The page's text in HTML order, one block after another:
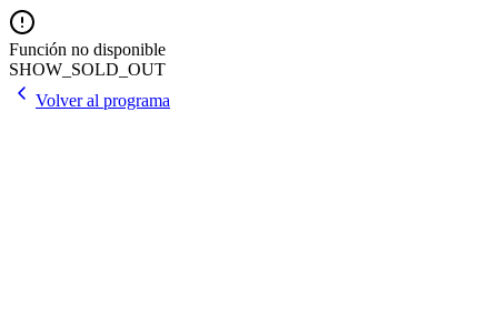
Función no disponible
SHOW_SOLD_OUT
Volver al programa